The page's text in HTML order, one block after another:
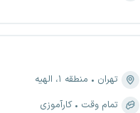
تهران
منطقه ۱، الهیه
تمام وقت
کارآموزی